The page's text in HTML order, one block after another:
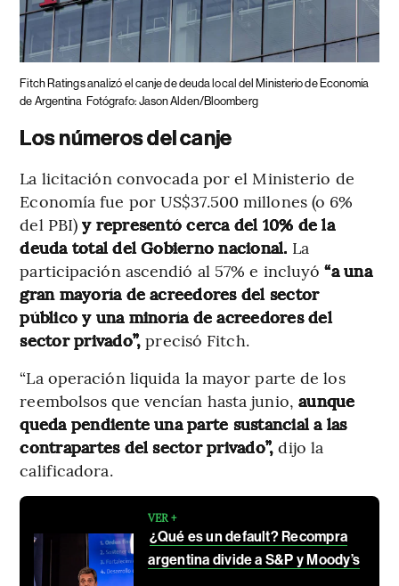
Fitch Ratings analizó el canje de deuda local del Ministerio de Economía
de Argentina Fotógrafo: Jason Alden/Bloomberg
Los números del canje
La licitación convocada por el Ministerio de
Economía fue por US$37.500 millones (o 6%
del PBI)y representó cerca del 10% de la
deuda total del Gobierno nacional. La
participación ascendió al 57% e incluyó“a una
gran mayoría de acreedores del sector
público y una minoría de acreedores del
sector privado”, precisó Fitch.
“La operación liquida la mayor parte de los
reembolsos que vencían hasta junio, aunque
queda pendiente una parte sustancial a las
contrapartes del sector privado”, dijo la
calificadora.
VER +
¿Qué es un default? Recompra
argentina divide a S&P y Moody’s